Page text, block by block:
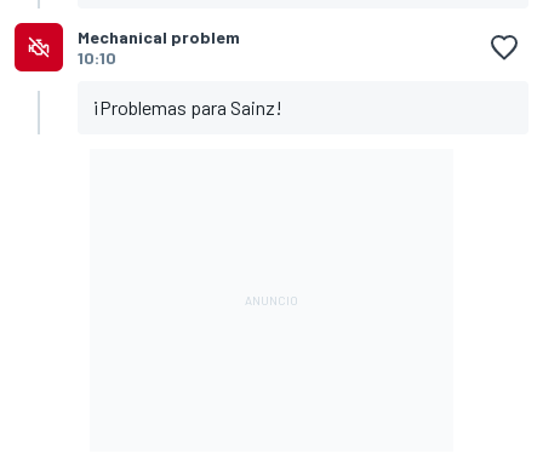
Mechanical problem
10:10
¡Problemas para Sainz!